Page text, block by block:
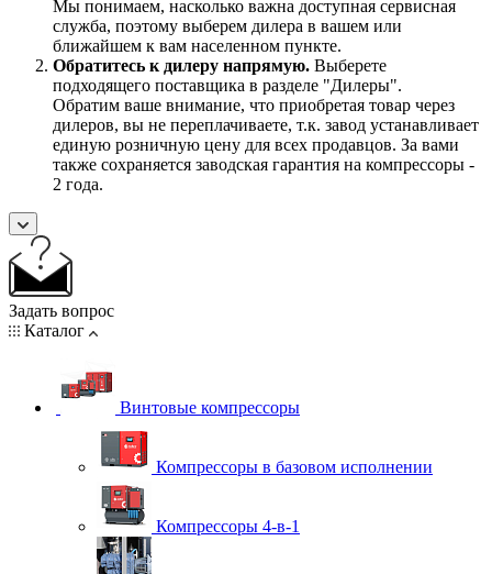
Мы понимаем, насколько важна доступная сервисная
служба, поэтому выберем дилера в вашем или
ближайшем к вам населенном пункте.
Обратитесь к дилеру напрямую. Выберете
подходящего поставщика в разделе "Дилеры".
Обратим ваше внимание, что приобретая товар через
дилеров, вы не переплачиваете, т.к. завод устанавливает
единую розничную цену для всех продавцов. За вами
также сохраняется заводская гарантия на компрессоры -
2 года.
Задать вопрос
Каталог
Винтовые компрессоры
Компрессоры в базовом исполнении
Компрессоры 4-в-1